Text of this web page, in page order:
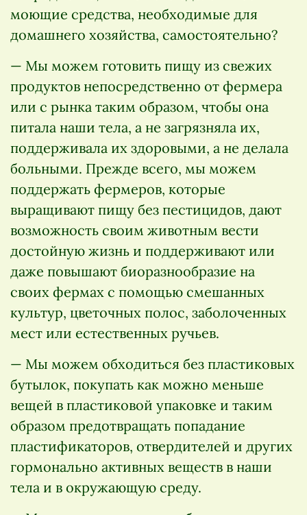
моющие средства, необходимые для
домашнего хозяйства, самостоятельно?
— Мы можем готовить пищу из свежих
продуктов непосредственно от фермера
или с рынка таким образом, чтобы она
питала наши тела, а не загрязняла их,
поддерживала их здоровыми, а не делала
больными. Прежде всего, мы можем
поддержать фермеров, которые
выращивают пищу без пестицидов, дают
возможность своим животным вести
достойную жизнь и поддерживают или
даже повышают биоразнообразие на
своих фермах с помощью смешанных
культур, цветочных полос, заболоченных
мест или естественных ручьев.
— Мы можем обходиться без пластиковых
бутылок, покупать как можно меньше
вещей в пластиковой упаковке и таким
образом предотвращать попадание
пластификаторов, отвердителей и других
гормонально активных веществ в наши
тела и в окружающую среду.